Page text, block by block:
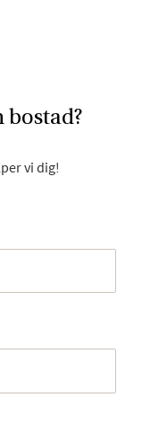
bostad?
vi dig!